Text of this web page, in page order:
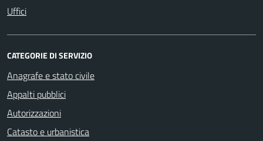
Uffici
CATEGORIE DI SERVIZIO
Anagrafe e stato civile
Appalti pubblici
Autorizzazioni
Catasto e urbanistica